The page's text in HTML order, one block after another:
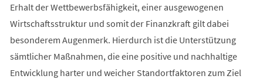
Erhalt der Wettbewerbsfähigkeit, einer ausgewogenen
Wirtschaftsstruktur und somit der Finanzkraft gilt dabei
besonderem Augenmerk. Hierdurch ist die Unterstützung
sämtlicher Maßnahmen, die eine positive und nachhaltige
Entwicklung harter und weicher Standortfaktoren zum Ziel